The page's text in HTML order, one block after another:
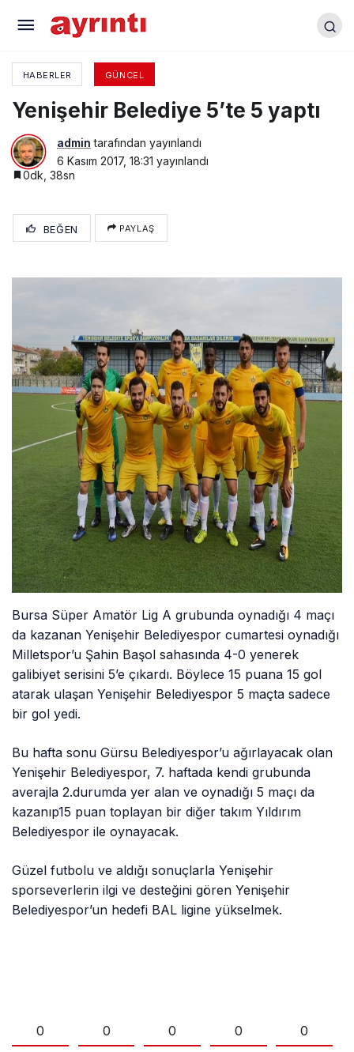
HABERLER GÜNCEL
Yenişehir Belediye 5’te 5 yaptı
admin tarafından yayınlandı
6 Kasım 2017, 18:31 yayınlandı
0dk, 38sn
BEĞEN PAYLAŞ
Bursa Süper Amatör Lig A grubunda oynadığı 4 maçı
da kazanan Yenişehir Belediyespor cumartesi oynadığı
Milletspor’u Şahin Başol sahasında 4-0 yenerek
galibiyet serisini 5’e çıkardı. Böylece 15 puana 15 gol
atarak ulaşan Yenişehir Belediyespor 5 maçta sadece
bir gol yedi.
Bu hafta sonu Gürsu Belediyespor’u ağırlayacak olan
Yenişehir Belediyespor, 7. haftada kendi grubunda
averajla 2.durumda yer alan ve oynadığı 5 maçı da
kazanıp15 puan toplayan bir diğer takım Yıldırım
Belediyespor ile oynayacak.
Güzel futbolu ve aldığı sonuçlarla Yenişehir
sporseverlerin ilgi ve desteğini gören Yenişehir
Belediyespor’un hedefi BAL ligine yükselmek.
0 0 0 0 0
Öğrenciler İlçe Başkanlarını Seçti